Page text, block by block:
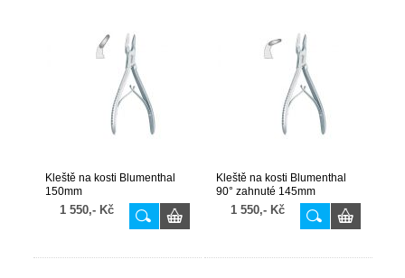
Kleště na kosti Blumenthal
150mm
1 550,- Kč
Kleště na kosti Blumenthal
90° zahnuté 145mm
1 550,- Kč